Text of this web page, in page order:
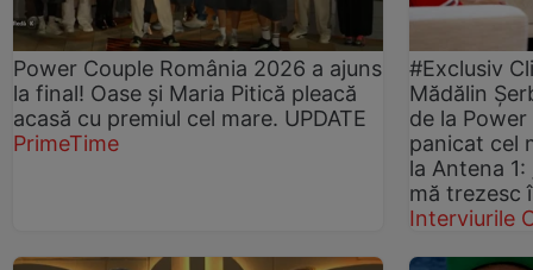
Power Couple România 2026 a ajuns
la final! Oase și Maria Pitică pleacă
acasă cu premiul cel mare. UPDATE
PrimeTime
#Exclusiv
Mădălin
de la
panicat cel
la Antena
mă trezesc
Interviurile